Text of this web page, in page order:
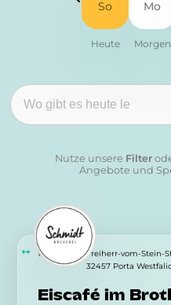
Fisch
Pasta
Sushi
Kategorie:
Anwenden
So Mo
Nutze unsere Filter
Angebote und
Eiscafé im
1.07 km
Freiherr-vom-Stein-
32457 Porta